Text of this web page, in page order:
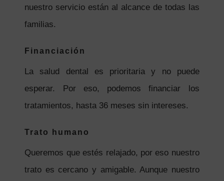
nuestro servicio están al alcance de todas las
familias.
Financiación
La salud dental es prioritaria y no puede
esperar. Por eso, podemos financiar los
tratamientos, hasta 36 meses sin intereses.
Trato humano
Queremos que estés relajado, por eso nuestro
trato es cercano y amigable. Aunque nuestro